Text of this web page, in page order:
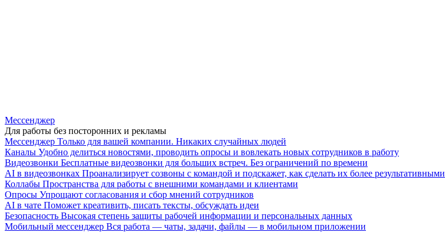
Мессенджер
Для работы без посторонних и рекламы
Мессенджер Только для вашей компании. Никаких случайных людей
Каналы Удобно делиться новостями, проводить опросы и вовлекать новых сотрудников в работу
Видеозвонки Бесплатные видеозвонки для больших встреч. Без ограничений по времени
AI в видеозвонках Проанализирует созвоны с командой и подскажет, как сделать их более результативными
Коллабы Пространства для работы с внешними командами и клиентами
Опросы Упрощают согласования и сбор мнений сотрудников
AI в чате Поможет креативить, писать тексты, обсуждать идеи
Безопасность Высокая степень защиты рабочей информации и персональных данных
Мобильный мессенджер Вся работа — чаты, задачи, файлы — в мобильном приложении